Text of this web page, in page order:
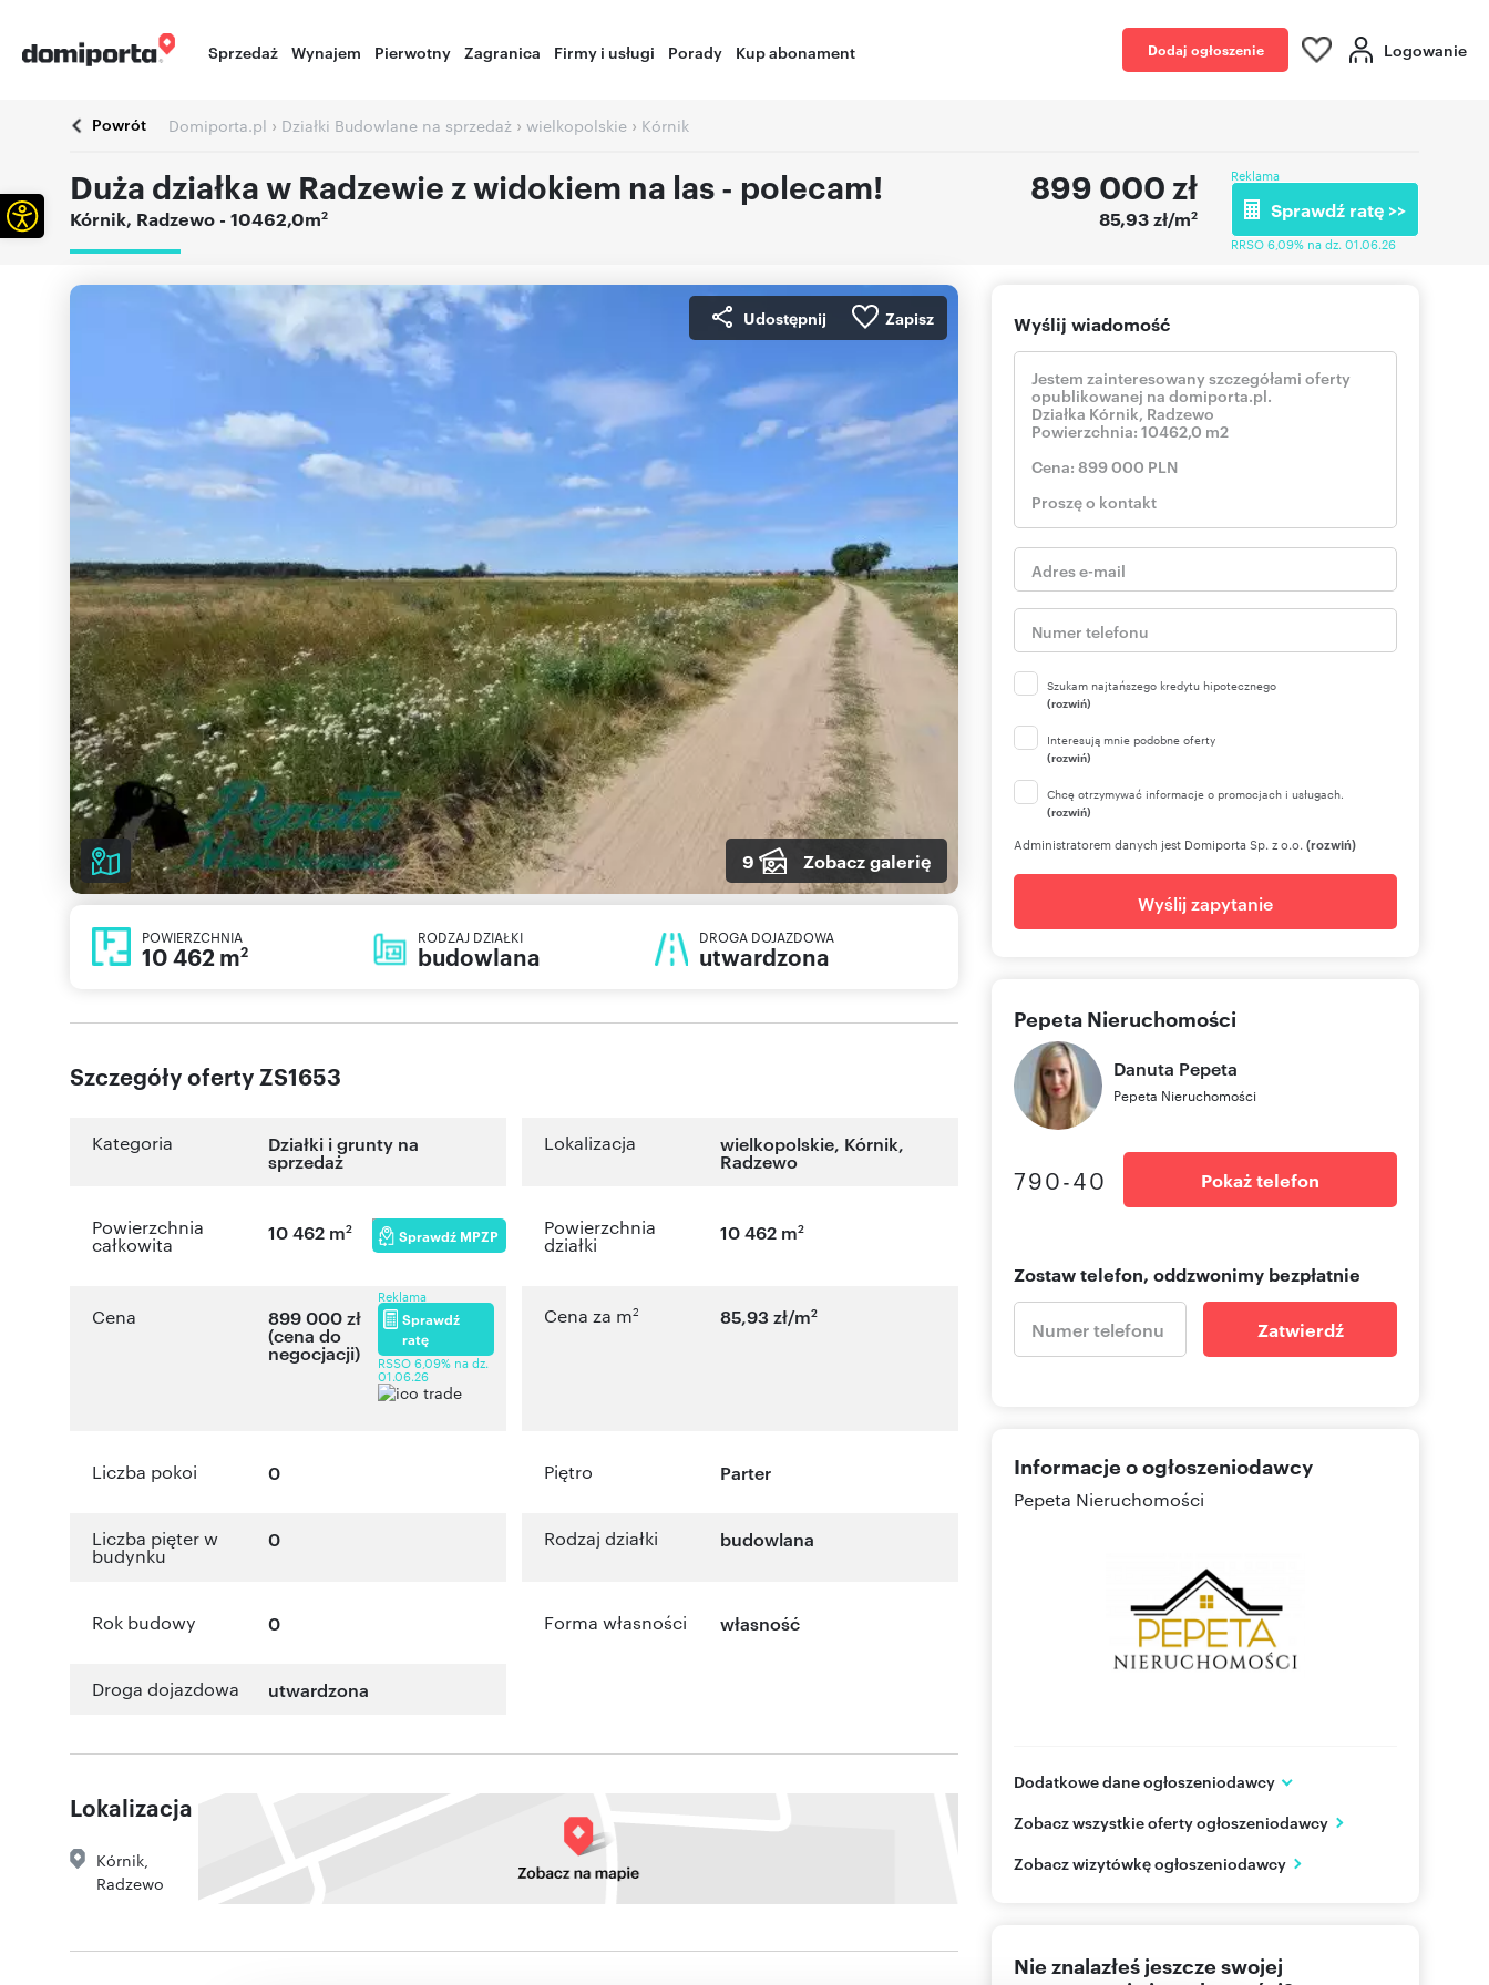
Sprzedaż Wynajem Pierwotny Zagranica Firmy i usługi Porady Kup abonament Dodaj ogłoszenie Logowanie
Powrót Domiporta.pl › Działki Budowlane na sprzedaż › wielkopolskie › Kórnik
Duża działka w Radzewie z widokiem na las - polecam!
Kórnik, Radzewo - 10462,0m2
899 000 zł
85,93 zł/m2
Reklama
Sprawdź ratę >>
RRSO 6,09% na dz. 01.06.26
Udostępnij Zapisz
9 Zobacz galerię
POWIERZCHNIA
10 462 m2
RODZAJ DZIAŁKI
budowlana
DROGA DOJAZDOWA
utwardzona
Szczegóły oferty ZS1653
Kategoria Działki i grunty na
sprzedaż
Lokalizacja wielkopolskie, Kórnik,
Radzewo
Powierzchnia
całkowita
10 462 m2 Sprawdź MPZP Powierzchnia
działki
10 462 m2
Cena 899 000 zł
(cena do
negocjacji)
Reklama
Sprawdź
ratę
RSSO 6,09% na dz.
01.06.26
Cena za m2 85,93 zł/m2
Liczba pokoi 0 Piętro Parter
Liczba pięter w
budynku
0 Rodzaj działki budowlana
Rok budowy 0 Forma własności własność
Droga dojazdowa utwardzona
Lokalizacja
Kórnik,
Radzewo
Wyślij wiadomość
Szukam najtańszego kredytu hipotecznego
(rozwiń)
Interesują mnie podobne oferty
(rozwiń)
Chcę otrzymywać informacje o promocjach i usługach.
(rozwiń)
Administratorem danych jest Domiporta Sp. z o.o. (rozwiń)
Wyślij zapytanie
Pepeta Nieruchomości
Danuta Pepeta
Pepeta Nieruchomości
790-40 Pokaż telefon
Zostaw telefon, oddzwonimy bezpłatnie
Zatwierdź
Informacje o ogłoszeniodawcy
Pepeta Nieruchomości
Dodatkowe dane ogłoszeniodawcy
Gowarzewo
PL
Zobacz wszystkie oferty ogłoszeniodawcy
Zobacz wizytówkę ogłoszeniodawcy
Nie znalazłeś jeszcze swojej
Otwórz pasek narzędzi